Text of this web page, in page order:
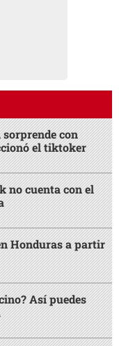
sorprende con
el tiktoker
no cuenta con el
Honduras a partir
Así puedes